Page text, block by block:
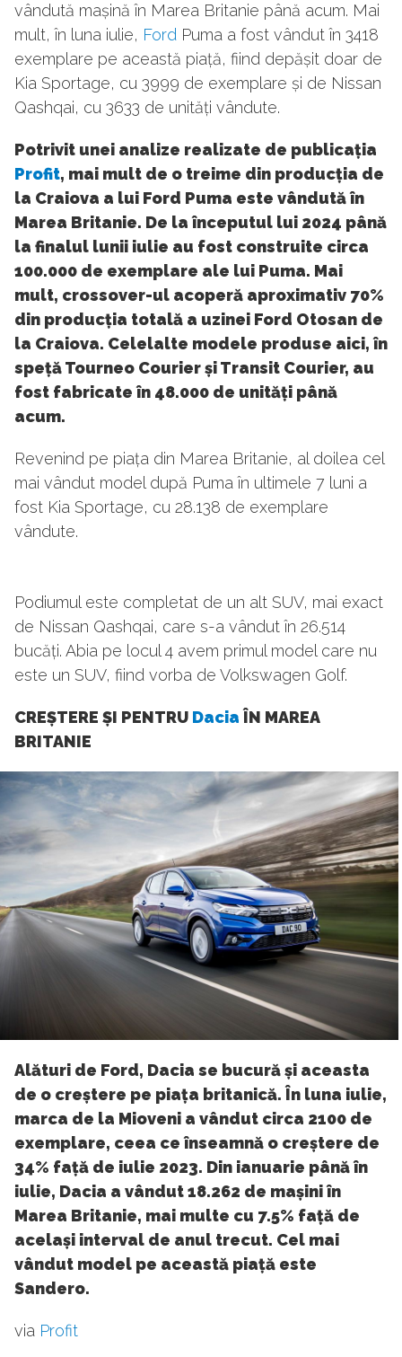
vândută mașină în Marea Britanie până acum. Mai
mult, în luna iulie, Ford Puma a fost vândut în 3418
exemplare pe această piață, fiind depășit doar de
Kia Sportage, cu 3999 de exemplare și de Nissan
Qashqai, cu 3633 de unități vândute.
Potrivit unei analize realizate de publicația
Profit, mai mult de o treime din producția de
la Craiova a lui Ford Puma este vândută în
Marea Britanie. De la începutul lui 2024 până
la finalul lunii iulie au fost construite circa
100.000 de exemplare ale lui Puma. Mai
mult, crossover-ul acoperă aproximativ 70%
din producția totală a uzinei Ford Otosan de
la Craiova. Celelalte modele produse aici, în
speță Tourneo Courier și Transit Courier, au
fost fabricate în 48.000 de unități până
acum.
Revenind pe piața din Marea Britanie, al doilea cel
mai vândut model după Puma în ultimele 7 luni a
fost Kia Sportage, cu 28.138 de exemplare
vândute.
Podiumul este completat de un alt SUV, mai exact
de Nissan Qashqai, care s-a vândut în 26.514
bucăți. Abia pe locul 4 avem primul model care nu
este un SUV, fiind vorba de Volkswagen Golf.
CREȘTERE ȘI PENTRU Dacia ÎN MAREA
BRITANIE
Alături de Ford, Dacia se bucură și aceasta
de o creștere pe piața britanică. În luna iulie,
marca de la Mioveni a vândut circa 2100 de
exemplare, ceea ce înseamnă o creștere de
34% față de iulie 2023. Din ianuarie până în
iulie, Dacia a vândut 18.262 de mașini în
Marea Britanie, mai multe cu 7.5% față de
același interval de anul trecut. Cel mai
vândut model pe această piață este
Sandero.
via Profit